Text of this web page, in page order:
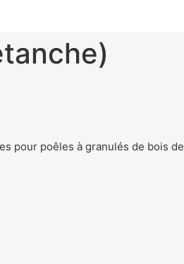
pour poêles à granulés de bois de